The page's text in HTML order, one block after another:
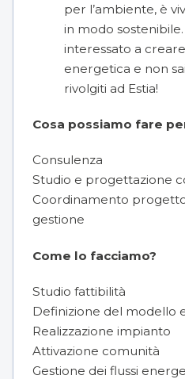
per l’ambiente, è
in modo sostenibile.
interessato a
energetica e non
rivolgiti ad Estia!
Cosa possiamo fare
Consulenza
Studio e progettazione
Coordinamento
gestione
Come lo facciamo?
Studio fattibilità
Definizione del modello
Realizzazione impianto
Attivazione comunità
Gestione dei flussi